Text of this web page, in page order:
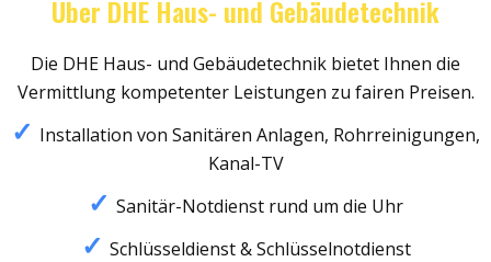
Über DHE Haus- und Gebäudetechnik
Die DHE Haus- und Gebäudetechnik bietet Ihnen die
Vermittlung kompetenter Leistungen zu fairen Preisen.
Installation von Sanitären Anlagen, Rohrreinigungen,
Kanal-TV
Sanitär-Notdienst rund um die Uhr
Schlüsseldienst & Schlüsselnotdienst